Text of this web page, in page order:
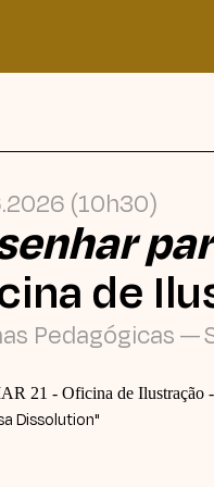
(10h30)
de
Pedagógicas —
Dissolution"